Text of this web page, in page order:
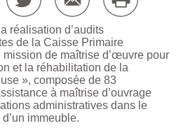
réalisation d’audits
de la Caisse Primaire
mission de maîtrise d’œuvre pour
et la réhabilitation de la
», composée de 83
à maîtrise d’ouvrage
administratives dans le
immeuble.